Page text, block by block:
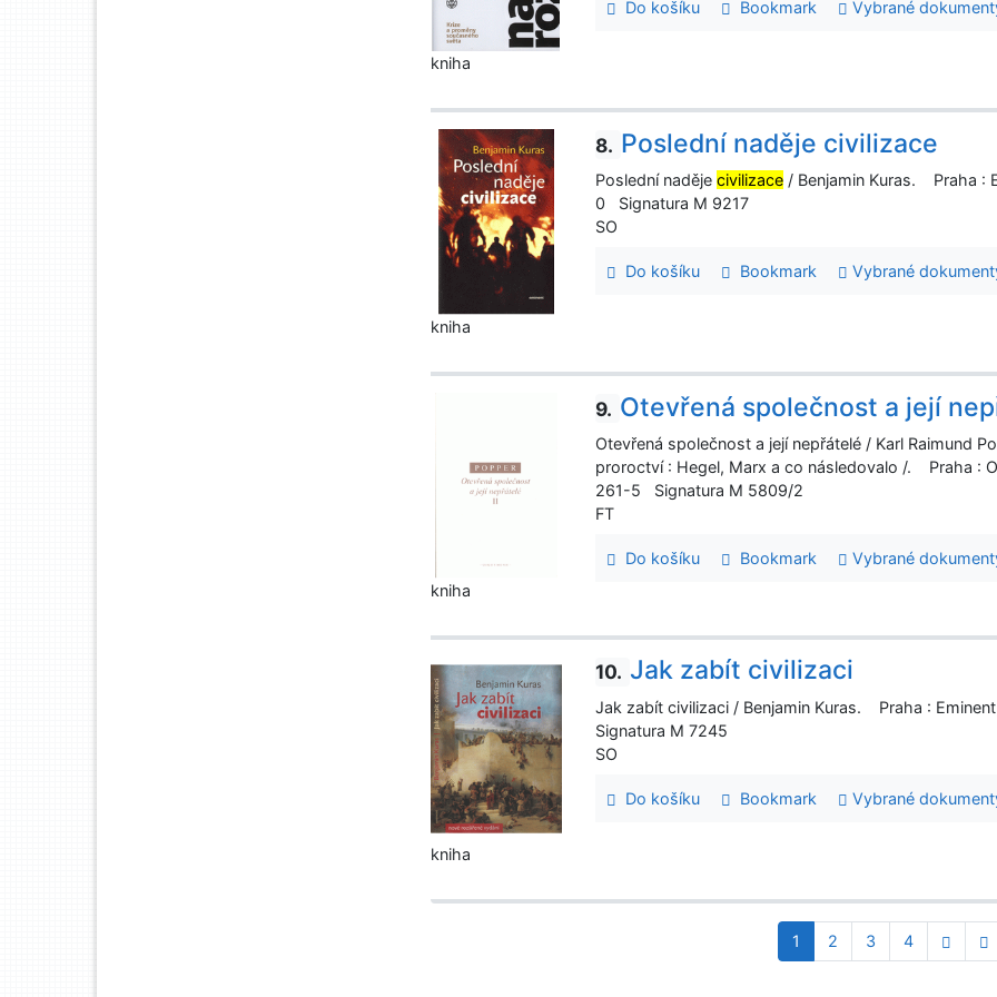
Do košíku Bookmark Vybrané
kniha
8. Poslední naděje civilizace
Poslední nadějecivilizace / Benjamin Kuras. Praha :
0 Signatura M 9217
SO
Do košíku Bookmark Vybrané
kniha
9. Otevřená společnost a její
Otevřená společnost a její nepřátelé / Karl Raimund
proroctví : Hegel, Marx a co následovalo /. Praha :
261-5 Signatura M 5809/2
FT
Do košíku Bookmark
Vybrané
kniha
10. Jak zabít civilizaci
Jak zabít civilizaci / Benjamin Kuras. Praha :
Signatura M 7245
SO
Do košíku Bookmark Vybrané
kniha
1 2 3 4